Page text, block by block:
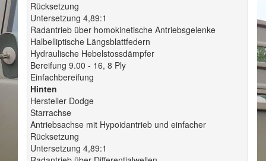
Rücksetzung
Untersetzung 4,89:1
Radantrieb über homokinetische Antriebsgelenke
Halbelliptische Längsblattfedern
Hydraulische Hebelstossdämpfer
Bereifung 9.00 - 16, 8 Ply
Einfachbereifung
Hinten
Hersteller Dodge
Starrachse
Antriebsachse mit Hypoidantrieb und einfacher
Rücksetzung
Untersetzung 4,89:1